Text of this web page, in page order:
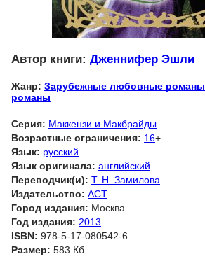
Автор книги: Дженнифер Эшли
Жанр: Зарубежные любовные романы
романы
Серия: Маккензи и Макбрайды
Возрастные ограничения: 16+
Язык: русский
Язык оригинала: английский
Переводчик(и): Т. Н. Замилова
Издательство: АСТ
Город издания: Москва
Год издания: 2013
ISBN: 978-5-17-080542-6
Размер: 583 Кб